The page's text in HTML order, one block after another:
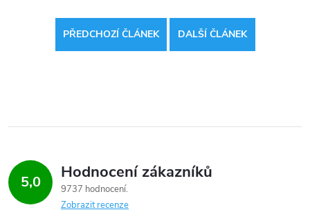
PŘEDCHOZÍ ČLÁNEK DALŠÍ ČLÁNEK
5,0 Hodnocení zákazníků
9737 hodnocení
Zobrazit recenze